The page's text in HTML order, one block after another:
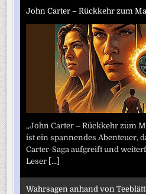
John Carter – Rückkehr zum
„John Carter – Rückkehr zum
ist ein spannendes Abenteuer,
Carter-Saga aufgreift und
Leser [...]
Wahrsagen anhand von